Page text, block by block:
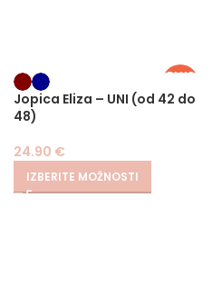
PLUS
Jopica Eliza – UNI (od 42 do
48)
24.90 €
IZBERITE MOŽNOSTI